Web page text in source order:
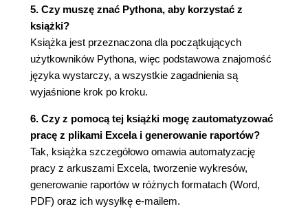
2. Łatwa automatyzacja zadań
Przygotowania
Jak to zrobić?
Jak to działa?
Dodatkowe informacje
Konfigurowanie prac crona
Przygotowania
Jak to zrobić?
Jak to działa?
Dodatkowe informacje
Zobacz także
5. Czy muszę znać Pythona, aby korzystać z
książki?
Książka jest przeznaczona dla początkujących
użytkowników Pythona, więc podstawowa znajomość
języka wystarczy, a wszystkie zagadnienia są
wyjaśnione krok po kroku.
6. Czy z pomocą tej książki mogę zautomatyzować
pracę z plikami Excela i generowanie raportów?
Tak, książka szczegółowo omawia automatyzację
pracy z arkuszami Excela, tworzenie wykresów,
generowanie raportów w różnych formatach (Word,
PDF) oraz ich wysyłkę e-mailem.